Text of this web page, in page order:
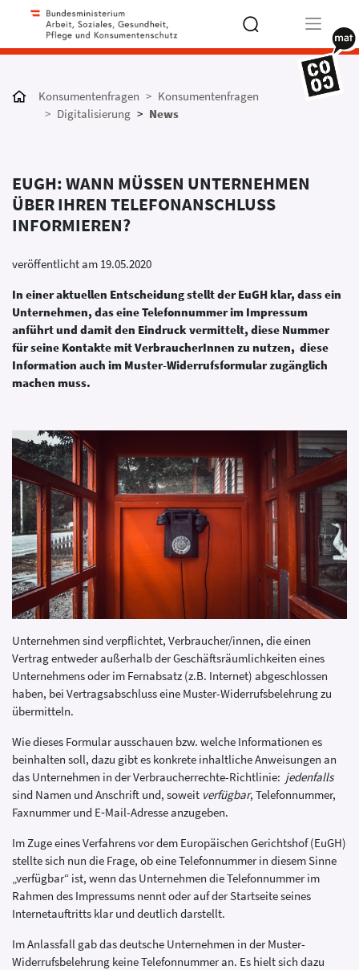
more
Konsumentenfragen
Konsumentenfragen
Digitalisierung
News
EUGH: WANN MÜSSEN UNTERNEHMEN
ÜBER IHREN TELEFONANSCHLUSS
INFORMIEREN?
veröffentlicht am 19.05.2020
In einer aktuellen Entscheidung stellt der EuGH klar, dass ein
Unternehmen, das eine Telefonnummer im Impressum
anführt und damit den Eindruck vermittelt, diese Nummer
für seine Kontakte mit VerbraucherInnen zu nutzen, diese
Information auch im Muster-Widerrufsformular zugänglich
machen muss.
Unternehmen sind verpflichtet, Verbraucher/innen, die einen
Vertrag entweder außerhalb der Geschäftsräumlichkeiten eines
Unternehmens oder im Fernabsatz (z.B. Internet) abgeschlossen
haben, bei Vertragsabschluss eine Muster-Widerrufsbelehrung zu
übermitteln.
Wie dieses Formular ausschauen bzw. welche Informationen es
beinhalten soll, dazu gibt es konkrete inhaltliche Anweisungen an
das Unternehmen in der Verbraucherrechte-Richtlinie: jedenfalls
sind Namen und Anschrift und, soweit verfügbar, Telefonnummer,
Faxnummer und E‑Mail-Adresse anzugeben.
Im Zuge eines Verfahrens vor dem Europäischen Gerichtshof (EuGH)
stellte sich nun die Frage, ob eine Telefonnummer in diesem Sinne
„verfügbar“ ist, wenn das Unternehmen die Telefonnummer im
Rahmen des Impressums nennt oder auf der Startseite seines
Internetauftritts klar und deutlich darstellt.
Im Anlassfall gab das deutsche Unternehmen in der Muster-
Widerrufsbelehrung keine Telefonnummer an. Es hielt sich dazu